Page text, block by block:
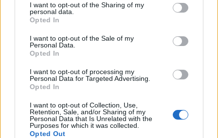
I want to opt-out of the Sharing of my
personal data.
Opted In
I want to opt-out of the Sale of my
Personal Data.
Opted In
I want to opt-out of processing my
Personal Data for Targeted Advertising.
Opted In
I want to opt-out of Collection, Use,
Retention, Sale, and/or Sharing of my
Personal Data that Is Unrelated with the
Purposes for which it was collected.
Opted Out
© Vecer.mk, правата за текстот се на редакцијата
Apple не попушта: НЕ И ДАВА